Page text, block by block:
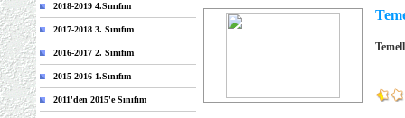
2018-2019 4.Sınıfım
2017-2018 3. Sınıfım
2016-2017 2. Sınıfım
2015-2016 1.Sınıfım
2011'den 2015'e Sınıfım